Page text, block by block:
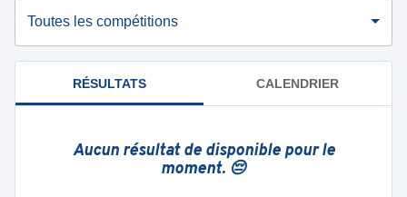
Toutes les compétitions
RÉSULTATS CALENDRIER
Aucun résultat de disponible pour le
moment. 😔